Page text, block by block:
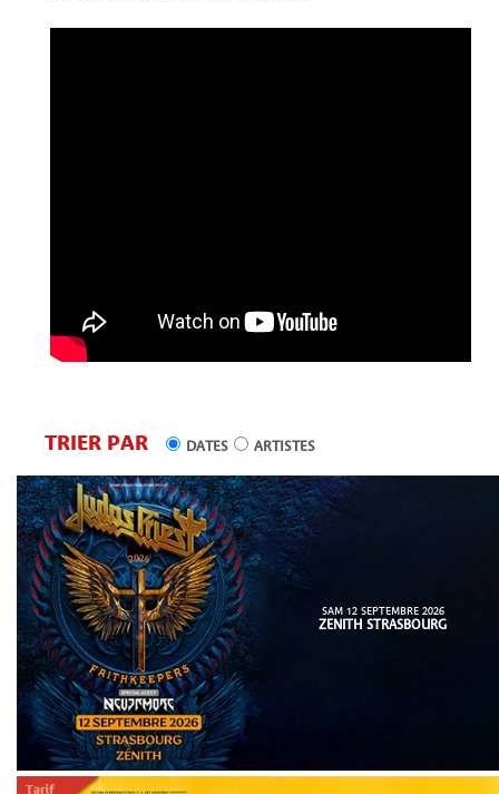
TRIER PAR DATES ARTISTES
SAM 12 SEPTEMBRE 2026
ZENITH STRASBOURG